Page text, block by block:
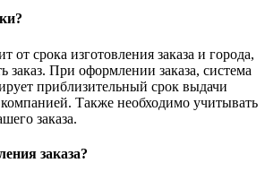
от срока изготовления заказа и города,
заказ. При оформлении заказа, система
приблизительный срок выдачи
компанией. Также необходимо учитывать
заказа.
заказа?